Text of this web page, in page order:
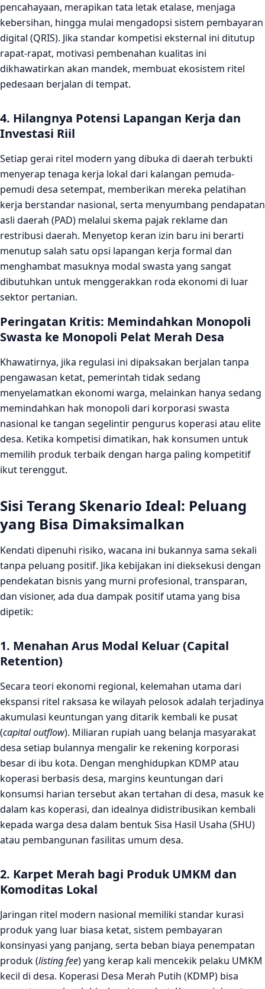
pencahayaan, merapikan tata letak etalase, menjaga
kebersihan, hingga mulai mengadopsi sistem pembayaran
digital (QRIS). Jika standar kompetisi eksternal ini ditutup
rapat-rapat, motivasi pembenahan kualitas ini
dikhawatirkan akan mandek, membuat ekosistem ritel
pedesaan berjalan di tempat.
4. Hilangnya Potensi Lapangan Kerja dan
Investasi Riil
Setiap gerai ritel modern yang dibuka di daerah terbukti
menyerap tenaga kerja lokal dari kalangan pemuda-
pemudi desa setempat, memberikan mereka pelatihan
kerja berstandar nasional, serta menyumbang pendapatan
asli daerah (PAD) melalui skema pajak reklame dan
restribusi daerah. Menyetop keran izin baru ini berarti
menutup salah satu opsi lapangan kerja formal dan
menghambat masuknya modal swasta yang sangat
dibutuhkan untuk menggerakkan roda ekonomi di luar
sektor pertanian.
Peringatan Kritis: Memindahkan Monopoli
Swasta ke Monopoli Pelat Merah Desa
Khawatirnya, jika regulasi ini dipaksakan berjalan tanpa
pengawasan ketat, pemerintah tidak sedang
menyelamatkan ekonomi warga, melainkan hanya sedang
memindahkan hak monopoli dari korporasi swasta
nasional ke tangan segelintir pengurus koperasi atau elite
desa. Ketika kompetisi dimatikan, hak konsumen untuk
memilih produk terbaik dengan harga paling kompetitif
ikut terenggut.
Sisi Terang Skenario Ideal: Peluang
yang Bisa Dimaksimalkan
Kendati dipenuhi risiko, wacana ini bukannya sama sekali
tanpa peluang positif. Jika kebijakan ini dieksekusi dengan
pendekatan bisnis yang murni profesional, transparan,
dan visioner, ada dua dampak positif utama yang bisa
dipetik:
1. Menahan Arus Modal Keluar (Capital
Retention)
Secara teori ekonomi regional, kelemahan utama dari
ekspansi ritel raksasa ke wilayah pelosok adalah terjadinya
akumulasi keuntungan yang ditarik kembali ke pusat
(capital outflow). Miliaran rupiah uang belanja masyarakat
desa setiap bulannya mengalir ke rekening korporasi
besar di ibu kota. Dengan menghidupkan KDMP atau
koperasi berbasis desa, margins keuntungan dari
konsumsi harian tersebut akan tertahan di desa, masuk ke
dalam kas koperasi, dan idealnya didistribusikan kembali
kepada warga desa dalam bentuk Sisa Hasil Usaha (SHU)
atau pembangunan fasilitas umum desa.
2. Karpet Merah bagi Produk UMKM dan
Komoditas Lokal
Jaringan ritel modern nasional memiliki standar kurasi
produk yang luar biasa ketat, sistem pembayaran
konsinyasi yang panjang, serta beban biaya penempatan
produk (listing fee) yang kerap kali mencekik pelaku UMKM
kecil di desa. Koperasi Desa Merah Putih (KDMP) bisa